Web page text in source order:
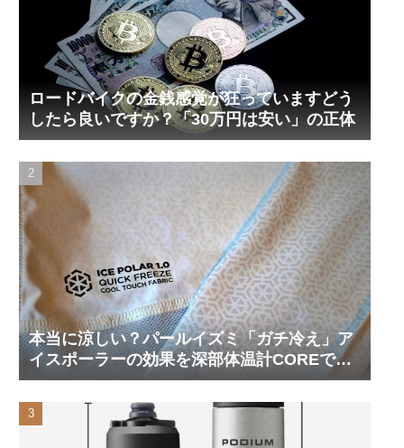
ロードバイクの金銭感覚が狂っていますどう
したら良いですか？「30万円は安い」の正体
本当に涼しい？パールイズミ「ガチ冷え」ア
イスポーラーの効果を深部体温計COREで測
ってみた